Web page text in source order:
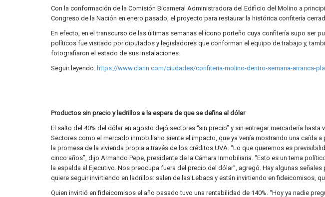
Con la conformación de la Comisión Bicameral Administradora del Edificio del Molino a
Congreso de la Nación en enero pasado, el proyecto para restaurar la histórica confitería
En efecto, en el transcurso de las últimas semanas el ícono porteño cuya confitería supo ser
políticos fue visitado por diputados y legisladores que conforman el equipo de trabajo y,
fotografiaron el estado de sus instalaciones.
Seguir leyendo: https://www.clarin.com/ciudades/confiteria-molino-dentro-semana-arranca-
Productos sin precio y ladrillos a la espera de que se defina el dólar
El salto del 40% del dólar en agosto dejó sectores “sin precio” y sin entregar mercadería hasta
Sectores como el mercado inmobiliario siente el impacto, que ya venía mostrando una caída
la promesa de la vivienda propia a través de los créditos UVA. “Lo que queremos es
cinco años”, dijo Armando Pepe, presidente de la Cámara Inmobiliaria. “Esto es un tema
la espalda al Ejecutivo. Nos preocupa fuera del precio del dólar”, agregó. Hay algunas
quiere seguir invirtiendo en ladrillos: salen de las Lebacs y están invirtiendo en fideicomisos,
Quien invirtió en fideicomisos el año pasado tuvo una rentabilidad de 140%. “Hoy ya nadie